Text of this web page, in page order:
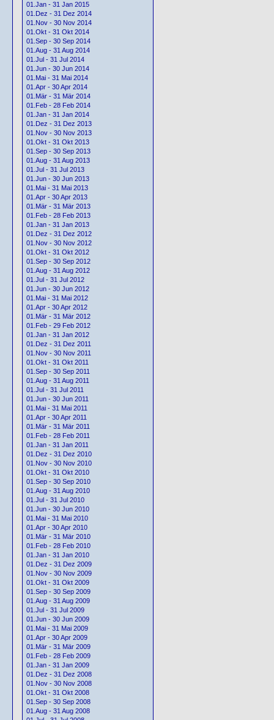
01.Jan - 31 Jan 2015
01.Dez - 31 Dez 2014
01.Nov - 30 Nov 2014
01.Okt - 31 Okt 2014
01.Sep - 30 Sep 2014
01.Aug - 31 Aug 2014
01.Jul - 31 Jul 2014
01.Jun - 30 Jun 2014
01.Mai - 31 Mai 2014
01.Apr - 30 Apr 2014
01.Mär - 31 Mär 2014
01.Feb - 28 Feb 2014
01.Jan - 31 Jan 2014
01.Dez - 31 Dez 2013
01.Nov - 30 Nov 2013
01.Okt - 31 Okt 2013
01.Sep - 30 Sep 2013
01.Aug - 31 Aug 2013
01.Jul - 31 Jul 2013
01.Jun - 30 Jun 2013
01.Mai - 31 Mai 2013
01.Apr - 30 Apr 2013
01.Mär - 31 Mär 2013
01.Feb - 28 Feb 2013
01.Jan - 31 Jan 2013
01.Dez - 31 Dez 2012
01.Nov - 30 Nov 2012
01.Okt - 31 Okt 2012
01.Sep - 30 Sep 2012
01.Aug - 31 Aug 2012
01.Jul - 31 Jul 2012
01.Jun - 30 Jun 2012
01.Mai - 31 Mai 2012
01.Apr - 30 Apr 2012
01.Mär - 31 Mär 2012
01.Feb - 29 Feb 2012
01.Jan - 31 Jan 2012
01.Dez - 31 Dez 2011
01.Nov - 30 Nov 2011
01.Okt - 31 Okt 2011
01.Sep - 30 Sep 2011
01.Aug - 31 Aug 2011
01.Jul - 31 Jul 2011
01.Jun - 30 Jun 2011
01.Mai - 31 Mai 2011
01.Apr - 30 Apr 2011
01.Mär - 31 Mär 2011
01.Feb - 28 Feb 2011
01.Jan - 31 Jan 2011
01.Dez - 31 Dez 2010
01.Nov - 30 Nov 2010
01.Okt - 31 Okt 2010
01.Sep - 30 Sep 2010
01.Aug - 31 Aug 2010
01.Jul - 31 Jul 2010
01.Jun - 30 Jun 2010
01.Mai - 31 Mai 2010
01.Apr - 30 Apr 2010
01.Mär - 31 Mär 2010
01.Feb - 28 Feb 2010
01.Jan - 31 Jan 2010
01.Dez - 31 Dez 2009
01.Nov - 30 Nov 2009
01.Okt - 31 Okt 2009
01.Sep - 30 Sep 2009
01.Aug - 31 Aug 2009
01.Jul - 31 Jul 2009
01.Jun - 30 Jun 2009
01.Mai - 31 Mai 2009
01.Apr - 30 Apr 2009
01.Mär - 31 Mär 2009
01.Feb - 28 Feb 2009
01.Jan - 31 Jan 2009
01.Dez - 31 Dez 2008
01.Nov - 30 Nov 2008
01.Okt - 31 Okt 2008
01.Sep - 30 Sep 2008
01.Aug - 31 Aug 2008